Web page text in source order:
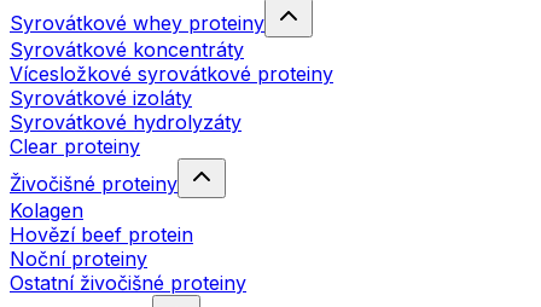
Syrovátkové whey proteiny
Syrovátkové koncentráty
Vícesložkové syrovátkové proteiny
Syrovátkové izoláty
Syrovátkové hydrolyzáty
Clear proteiny
Živočišné proteiny
Kolagen
Hovězí beef protein
Noční proteiny
Ostatní živočišné proteiny